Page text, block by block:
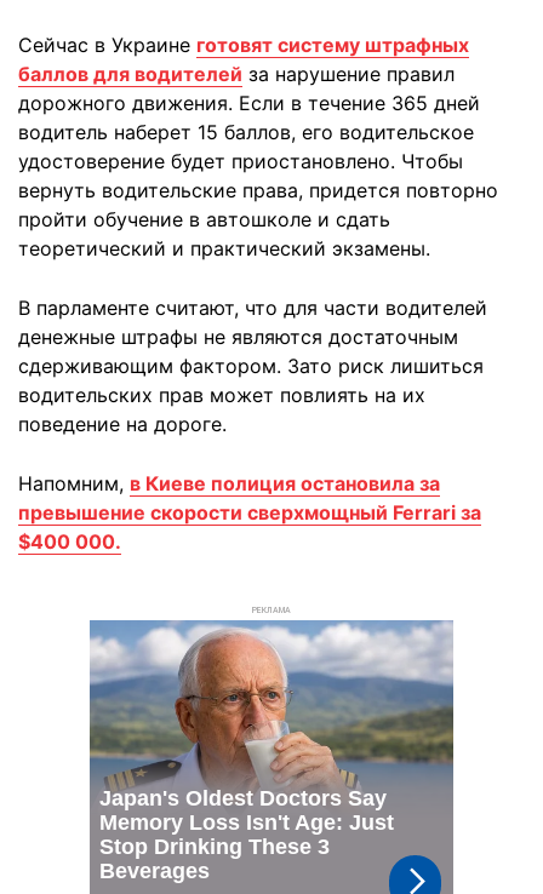
Сейчас в Украине готовят систему штрафных
баллов для водителей за нарушение правил
дорожного движения. Если в течение 365 дней
водитель наберет 15 баллов, его водительское
удостоверение будет приостановлено. Чтобы
вернуть водительские права, придется повторно
пройти обучение в автошколе и сдать
теоретический и практический экзамены.
В парламенте считают, что для части водителей
денежные штрафы не являются достаточным
сдерживающим фактором. Зато риск лишиться
водительских прав может повлиять на их
поведение на дороге.
Напомним, в Киеве полиция остановила за
превышение скорости сверхмощный Ferrari за
$400 000.
РЕКЛАМА